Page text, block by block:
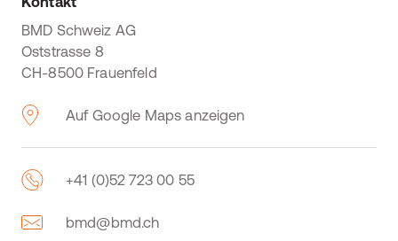
BMD Schweiz AG
Oststrasse 8
CH-8500 Frauenfeld
Auf Google Maps anzeigen
+41 (0)52 723 00 55
bmd@bmd.ch